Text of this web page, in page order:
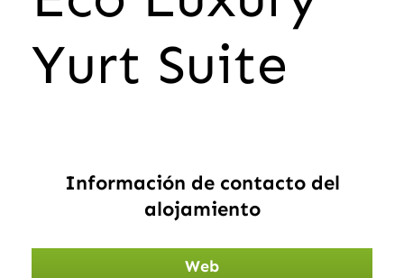
Yurt Suite
Información de contacto del
alojamiento
Web